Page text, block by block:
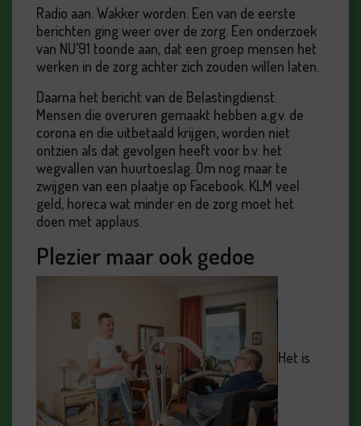
Radio aan. Wakker worden. Een van de eerste
berichten ging weer over de zorg. Een onderzoek
van NU’91 toonde aan, dat een groep mensen het
werken in de zorg achter zich zouden willen laten.
Daarna het bericht van de Belastingdienst.
Mensen die overuren gemaakt hebben a.g.v. de
corona en die uitbetaald krijgen, worden niet
ontzien als dat gevolgen heeft voor b.v. het
wegvallen van huurtoeslag. Om nog maar te
zwijgen van een plaatje op Facebook. KLM veel
geld, horeca wat minder en de zorg moet het
doen met applaus.
Plezier maar ook gedoe
Het is